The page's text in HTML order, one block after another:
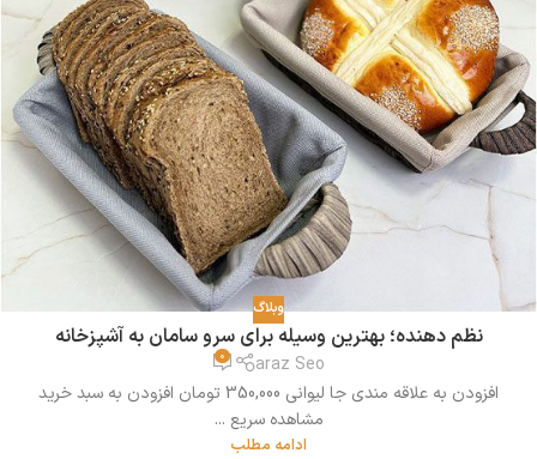
وبلاگ
نظم دهنده؛ بهترین وسیله برای سرو سامان به آشپزخانه
araz Seo
0
افزودن به علاقه مندی جا لیوانی 350,000 تومان افزودن به سبد خرید
مشاهده سریع ...
ادامه مطلب